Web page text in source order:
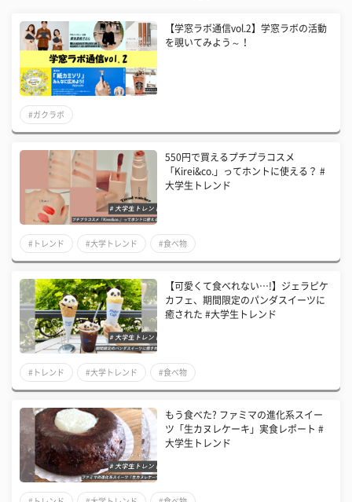
【学窓ラボ通信vol.2】学窓ラボの活動
を覗いてみよう～！
#ガクラボ
550円で買えるプチプラコスメ
「Kirei&co.」ってホントに使える？ #
大学生トレンド
#トレンド #大学トレンド #食べ物
【可愛くて食べれない…!】ジェラピケ
カフェ、期間限定のパンダスイーツに
癒された #大学生トレンド
#トレンド #大学トレンド #食べ物
もう食べた? ファミマの進化系スイー
ツ「生カヌレケーキ」実食レポート #
大学生トレンド